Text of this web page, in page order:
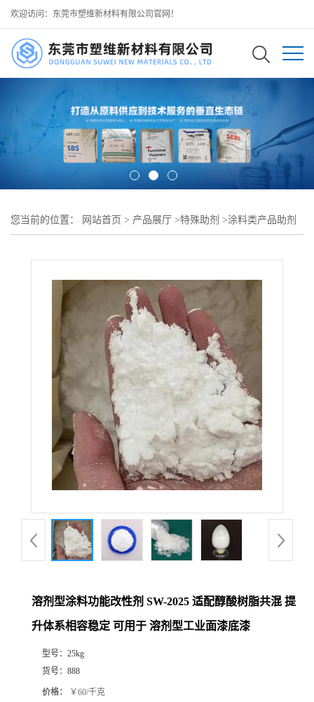
欢迎访问：东莞市塑维新材料有限公司官网！
您当前的位置： 网站首页 > 产品展厅 >特殊助剂 >涂料类产品助剂
溶剂型涂料功能改性剂 SW-2025 适配醇酸树脂共混 提
升体系相容稳定 可用于 溶剂型工业面漆底漆
型号： 25kg
货号： 888
价格： ￥60/千克